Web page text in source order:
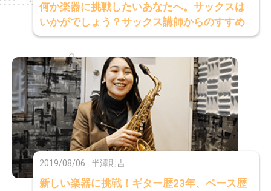
何か楽器に挑戦したいあなたへ。サックスは
いかがでしょう？サックス講師からのすすめ
2019/08/06 半澤則吉
新しい楽器に挑戦！ギター歴23年、ベース歴